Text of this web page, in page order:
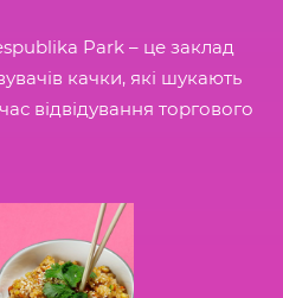
Park – це заклад
качки, які шукають
відвідування торгового